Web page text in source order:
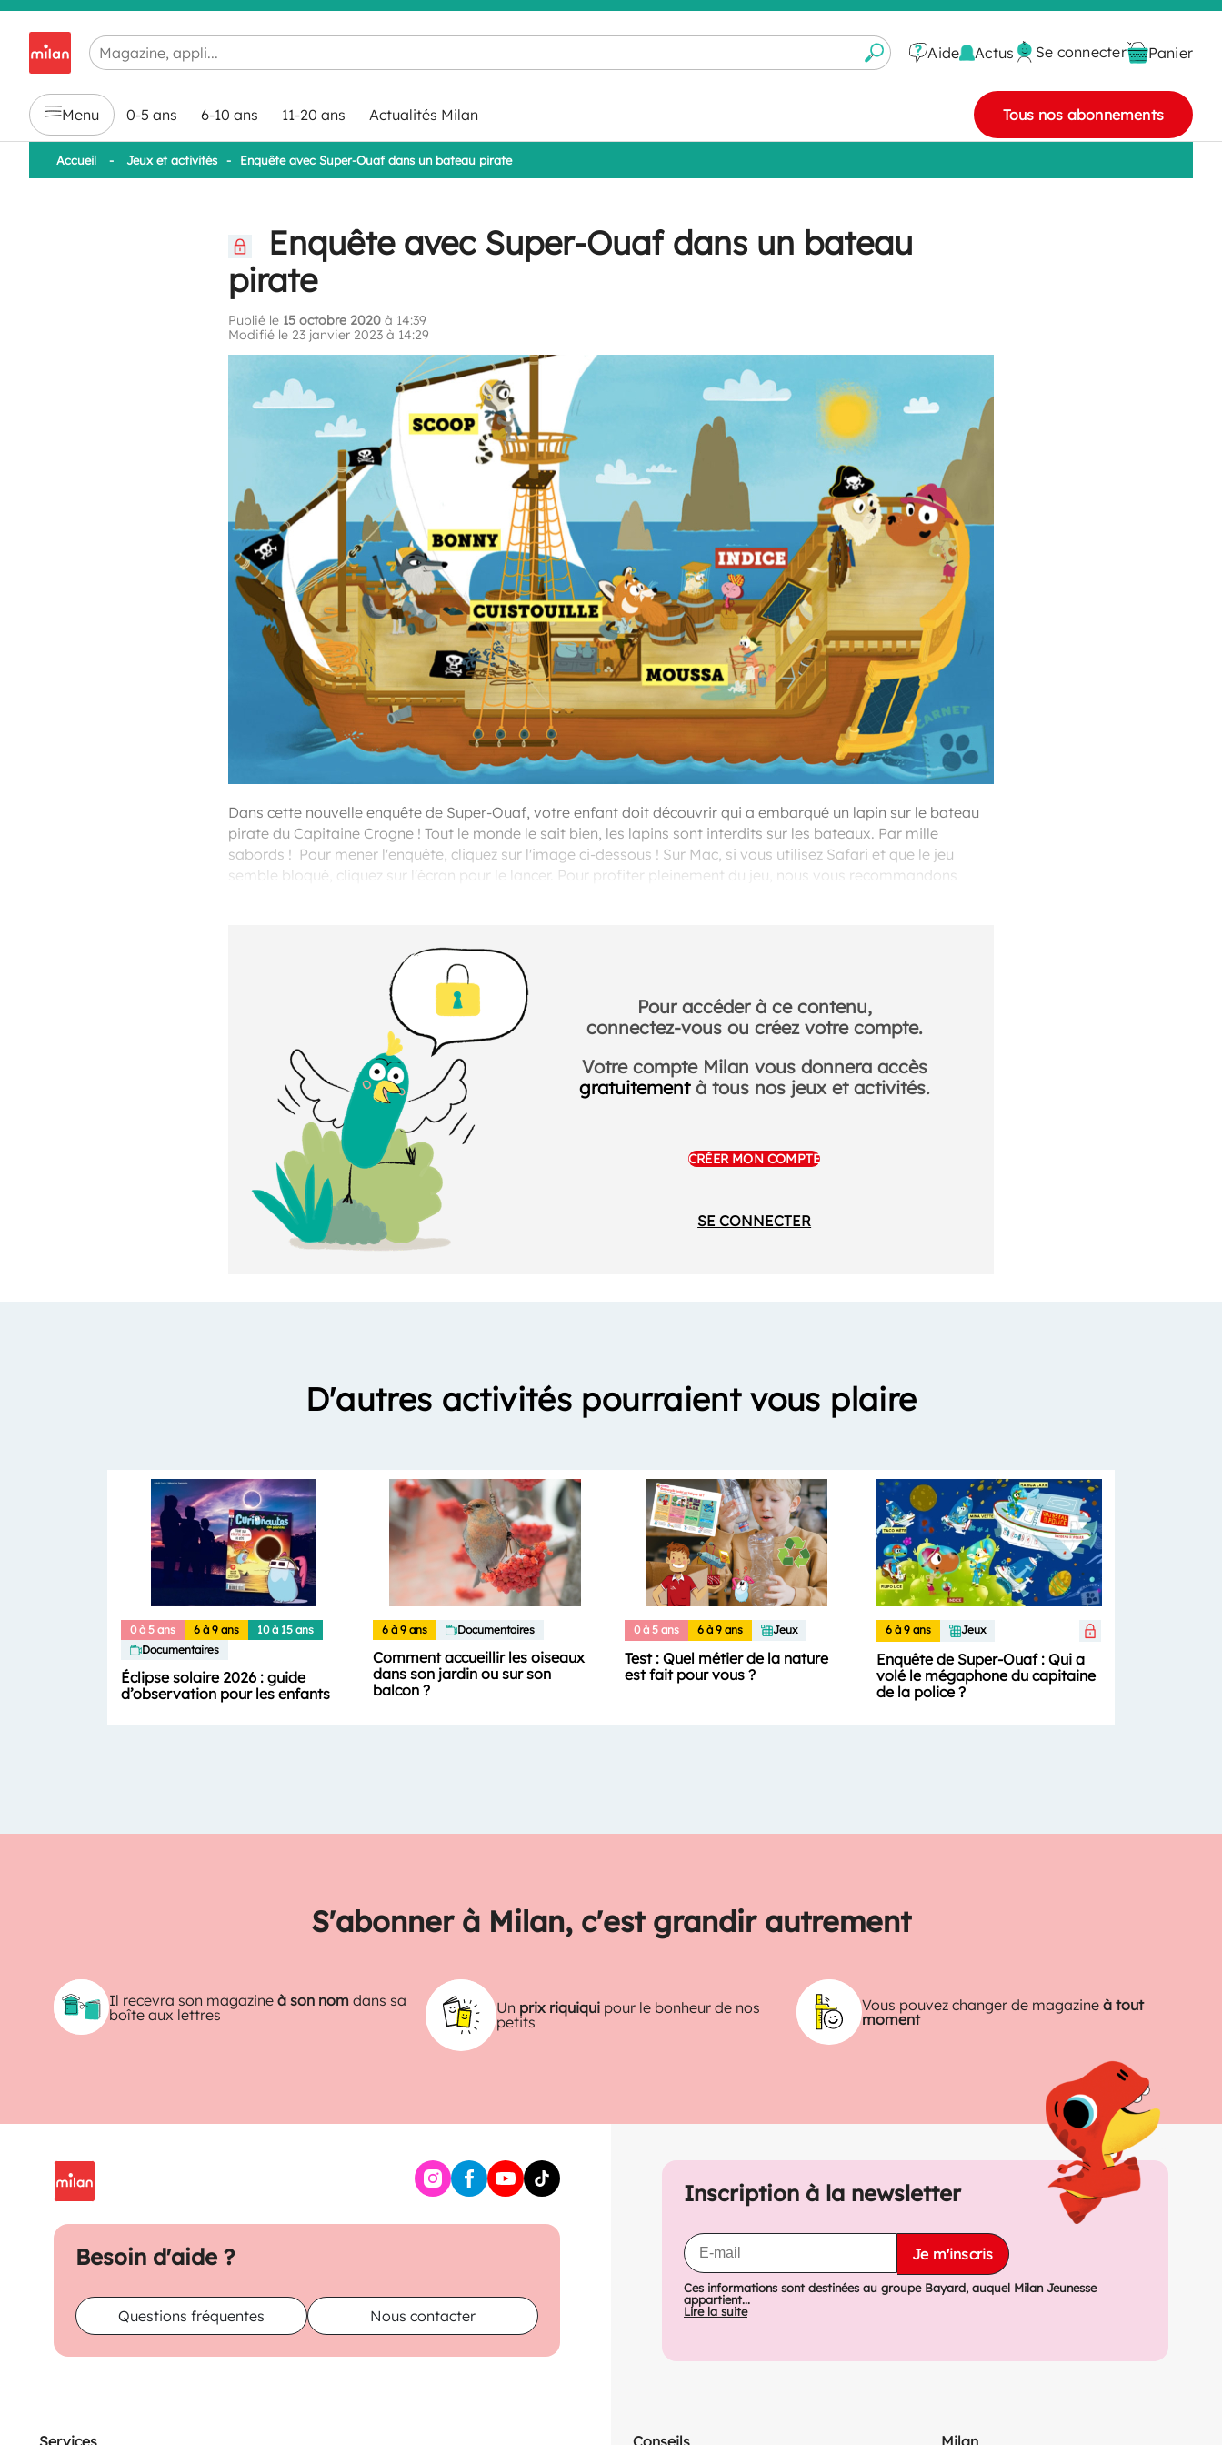
Chargement en cours...
Aide Actus Se connecter Panier
Menu 0-5 ans 6-10 ans 11-20 ans Actualités Milan Tous nos abonnements
Accueil - Jeux et activités - Enquête avec Super-Ouaf dans un bateau pirate
Enquête avec Super-Ouaf dans un bateau
pirate
Publié le 15 octobre 2020 à 14:39
Modifié le 23 janvier 2023 à 14:29
Dans cette nouvelle enquête de Super-Ouaf, votre enfant doit découvrir qui a embarqué un lapin sur le bateau
pirate du Capitaine Crogne ! Tout le monde le sait bien, les lapins sont interdits sur les bateaux. Par mille
sabords ! Pour mener l'enquête, cliquez sur l'image ci-dessous ! Sur Mac, si vous utilisez Safari et que le jeu
semble bloqué, cliquez sur l'écran pour le lancer. Pour profiter pleinement du jeu, nous vous recommandons
Pour accéder à ce contenu,
connectez-vous ou créez votre compte.
Votre compte Milan vous donnera accès
gratuitementà tous nos jeux et activités.
CRÉER MON COMPTE
SE CONNECTER
D'autres activités pourraient vous plaire
0 à 5 ans 6 à 9 ans
10 à 15 ans
Documentaires
Éclipse solaire 2026 : guide
d’observation pour les enfants
6 à 9 ans Documentaires
Comment accueillir les oiseaux
dans son jardin ou sur son
balcon ?
0 à 5 ans 6 à 9 ans Jeux
Test : Quel métier de la nature
est fait pour vous ?
6 à 9 ans Jeux
Enquête de Super-Ouaf : Qui a
volé le mégaphone du capitaine
de la police ?
S'abonner à Milan, c'est grandir autrement
Il recevra son magazineà son nom dans sa
boîte aux lettres
Un prix riquiqui pour le bonheur de nos
petits
Vous pouvez changer de magazine à tout
moment
Besoin d'aide ?
Questions fréquentes Nous contacter
Inscription à la newsletter
Je m'inscris
Ces informations sont destinées au groupe Bayard, auquel Milan Jeunesse
appartient...
Lire la suite
Services Conseils Milan